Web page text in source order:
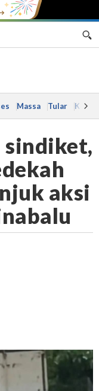
Massa Tular Kes
sindiket,
aksi